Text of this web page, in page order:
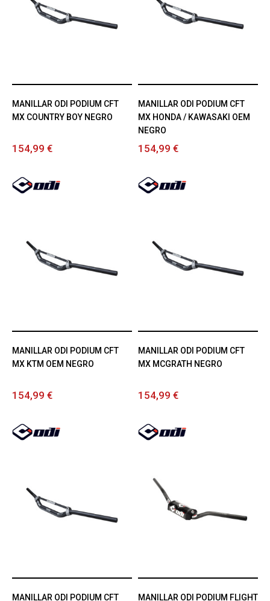
MANILLAR ODI PODIUM CFT
MX COUNTRY BOY NEGRO
154,99 €
MANILLAR ODI PODIUM CFT
MX HONDA / KAWASAKI OEM
NEGRO
154,99 €
MANILLAR ODI PODIUM CFT
MX KTM OEM NEGRO
154,99 €
MANILLAR ODI PODIUM CFT
MX MCGRATH NEGRO
154,99 €
MANILLAR ODI PODIUM CFT MANILLAR ODI PODIUM FLIGHT